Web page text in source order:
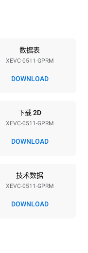
GN 1/1
0,6 kW
数据表
XEVC-0511-GPRM
DOWNLOAD
下载 2D
XEVC-0511-GPRM
DOWNLOAD
技术数据
XEVC-0511-GPRM
DOWNLOAD